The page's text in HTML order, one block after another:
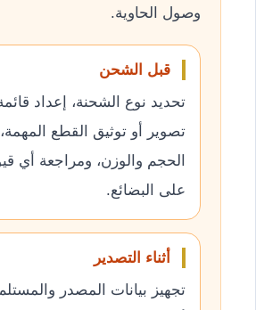
وصول الحاوية.
قبل الشحن
تحديد نوع الشحنة، إعداد قائمة
تصوير أو توثيق القطع المهمة،
الحجم والوزن، ومراجعة أي
على البضائع.
أثناء التصدير
تجهيز بيانات المصدر